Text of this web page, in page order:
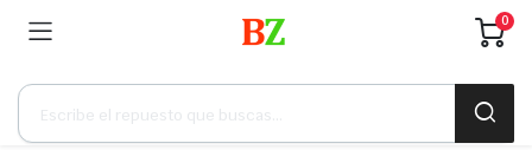
0
Búsqueda
productos